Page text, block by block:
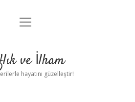
Anasayfa
Yasal Uyarı
menüyü
ve İlham
hayatını güzelleştir!